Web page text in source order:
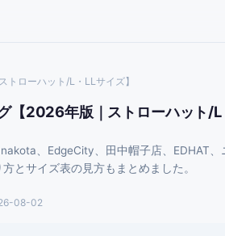
ローハット/L・LLサイズ】
【2026年版｜ストローハット/L
、EdgeCity、田中帽子店、EDHAT
とサイズ表の見方もまとめました。
08-02